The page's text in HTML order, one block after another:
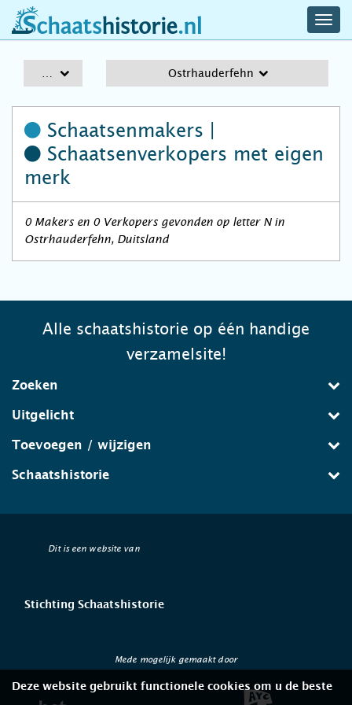
schaatshistorie.nl
Ostrhauderfehn
Schaatsenmakers |
Schaatsenverkopers met eigen
merk
0 Makers en 0 Verkopers gevonden op letter N in
Ostrhauderfehn, Duitsland
Alle schaatshistorie op één handige
verzamelsite!
Zoeken
Uitgelicht
Toevoegen / wijzigen
Schaatshistorie
Dit is een website van
Stichting Schaatshistorie
Mede mogelijk gemaakt door
Deze website gebruikt functionele cookies om u de beste